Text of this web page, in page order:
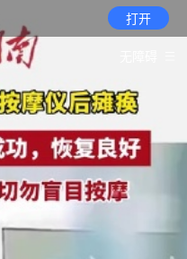
打开